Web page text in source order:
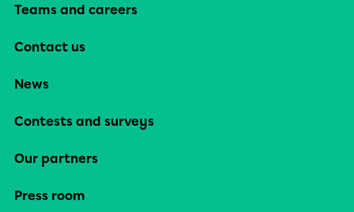
Teams and careers
Contact us
News
Contests and surveys
Our partners
Press room